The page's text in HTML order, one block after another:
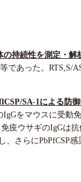
持続性を測定・解
であった。RTS,S/
SA-1による防御
をマウスに受動
疫ウサギのIgGは
さらにPbPfCSP